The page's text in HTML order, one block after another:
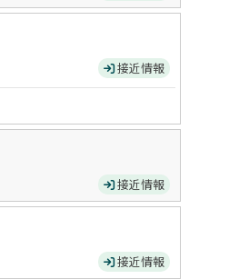
接近情報
接近情報
接近情報